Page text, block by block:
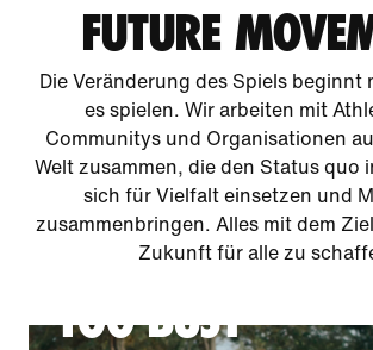
FUTURE
Die Veränderung des Spiels beginnt
es spielen. Wir arbeiten mit
Communitys und Organisationen
Welt zusammen, die den Status quo
sich für Vielfalt einsetzen und
zusammenbringen. Alles mit dem
Zukunft für alle zu
TOO BUSY